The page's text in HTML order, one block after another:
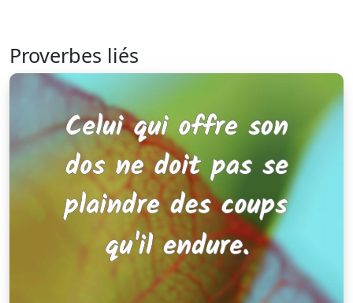
Proverbes liés